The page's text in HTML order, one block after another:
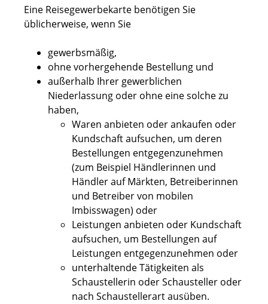
Eine Reisegewerbekarte benötigen Sie
üblicherweise, wenn Sie
gewerbsmäßig,
ohne vorhergehende Bestellung und
außerhalb Ihrer gewerblichen
Niederlassung oder ohne eine solche zu
haben,
Waren anbieten oder ankaufen oder
Kundschaft aufsuchen, um deren
Bestellungen entgegenzunehmen
(zum Beispiel Händlerinnen und
Händler auf Märkten, Betreiberinnen
und Betreiber von mobilen
Imbisswagen) oder
Leistungen anbieten oder Kundschaft
aufsuchen, um Bestellungen auf
Leistungen entgegenzunehmen oder
unterhaltende Tätigkeiten als
Schaustellerin oder Schausteller oder
nach Schaustellerart ausüben.